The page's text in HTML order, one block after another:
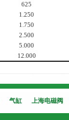
625
1.250
1.750
2.500
5.000
12.000
气缸 上海电磁阀